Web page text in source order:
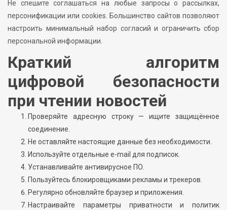
Не спешите соглашаться на любые запросы о рассылках,
персонификации или cookies. Большинство сайтов позволяют
настроить минимальный набор согласий и ограничить сбор
персональной информации.
Краткий алгоритм
цифровой безопасности
при чтении новостей
Проверяйте адресную строку — ищите защищённое
соединение.
Не оставляйте настоящие данные без необходимости.
Используйте отдельные е-mail для подписок.
Устанавливайте антивирусное ПО.
Пользуйтесь блокировщиками рекламы и трекеров.
Регулярно обновляйте браузер и приложения.
Настраивайте параметры приватности и политик